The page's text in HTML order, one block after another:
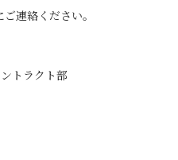
連絡ください。
トラクト部